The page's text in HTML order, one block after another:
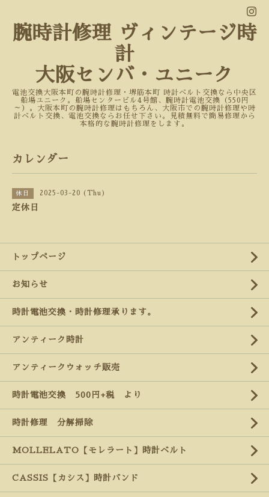
腕時計修理 ヴィンテージ時
計
大阪センバ・ユニーク
電池交換大阪本町の腕時計修理・堺筋本町 時計ベルト交換なら中央区
船場ユニーク。船場センタービル4号館、腕時計電池交換（550円
～）。大阪本町の腕時計修理はもちろん、大阪市での腕時計修理や時
計ベルト交換、電池交換ならお任せ下さい。見積無料で簡易修理から
本格的な腕時計修理をします。
カレンダー
休日 2025-03-20 (Thu)
定休日
トップページ
お知らせ
時計電池交換・時計修理承ります。
アンティーク時計
アンティークウォッチ販売
時計電池交換 500円+税 より
時計修理 分解掃除
MOLLELATO【モレラート】時計ベルト
CASSIS【カシス】時計バンド